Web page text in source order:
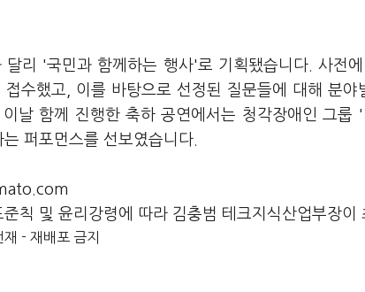
달리 '국민과 함께하는 행사'로 기획됐습니다. 사전
수했고, 이를 바탕으로 선정된 질문들에 대해 분
날 함께 진행한 축하 공연에서는 청각장애인 그룹
퍼포먼스를 선보였습니다.
칙 및 윤리강령에 따라 김충범 테크지식산업부장이
- 재배포 금지